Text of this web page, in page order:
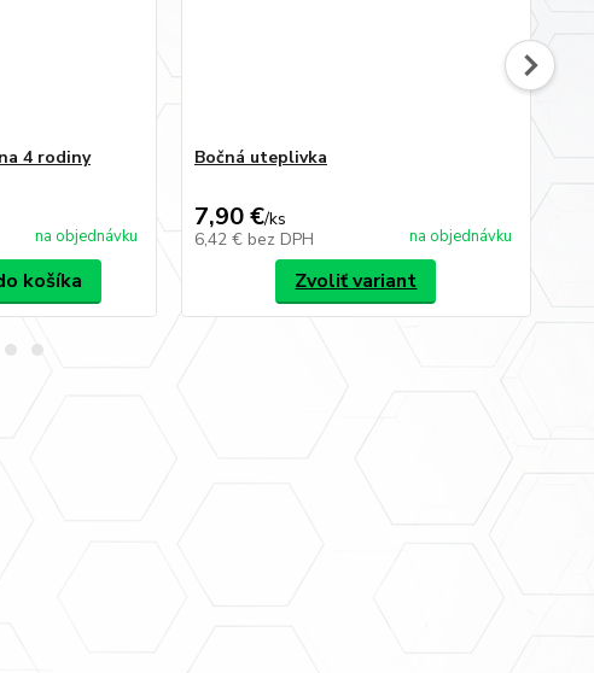
4 rodiny
na objednávku
košíka
Bočná uteplivka
7,90 €/ks
6,42 € bez DPH na objednávku
Zvoliť variant